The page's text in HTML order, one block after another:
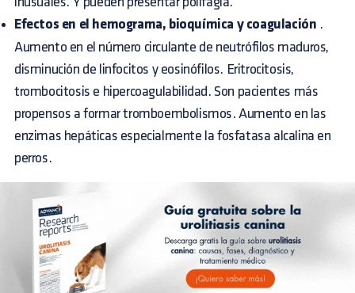
Efectos en el hemograma, bioquímica y coagulación .
Aumento en el número circulante de neutrófilos maduros,
disminución de linfocitos y eosinófilos. Eritrocitosis,
trombocitosis e hipercoagulabilidad. Son pacientes más
propensos a formar tromboembolismos. Aumento en las
enzimas hepáticas especialmente la fosfatasa alcalina en
perros.